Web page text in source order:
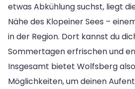
etwas Abkühlung suchst, liegt
Nähe des Klopeiner Sees –
in der Region. Dort kannst du
Sommertagen erfrischen und
Insgesamt bietet Wolfsberg
Möglichkeiten, um deinen